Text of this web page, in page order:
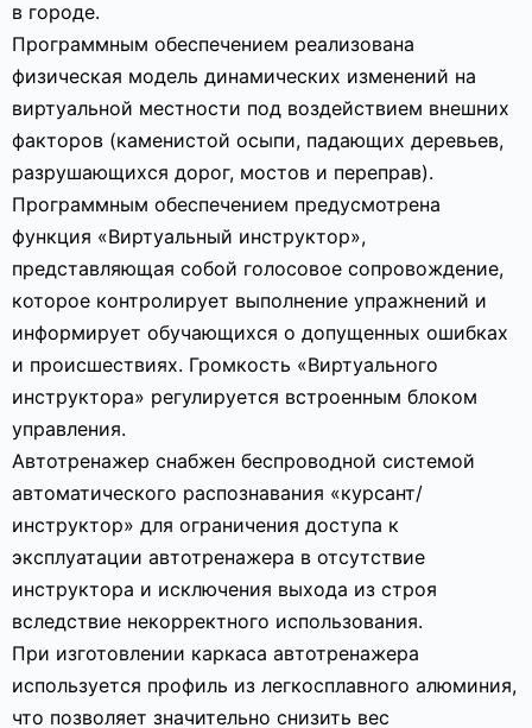
в городе.
Программным обеспечением реализована
физическая модель динамических изменений на
виртуальной местности под воздействием внешних
факторов (каменистой осыпи, падающих деревьев,
разрушающихся дорог, мостов и переправ).
Программным обеспечением предусмотрена
функция «Виртуальный инструктор»,
представляющая собой голосовое сопровождение,
которое контролирует выполнение упражнений и
информирует обучающихся о допущенных ошибках
и происшествиях. Громкость «Виртуального
инструктора» регулируется встроенным блоком
управления.
Автотренажер снабжен беспроводной системой
автоматического распознавания «курсант/
инструктор» для ограничения доступа к
эксплуатации автотренажера в отсутствие
инструктора и исключения выхода из строя
вследствие некорректного использования.
При изготовлении каркаса автотренажера
используется профиль из легкосплавного алюминия,
что позволяет значительно снизить вес